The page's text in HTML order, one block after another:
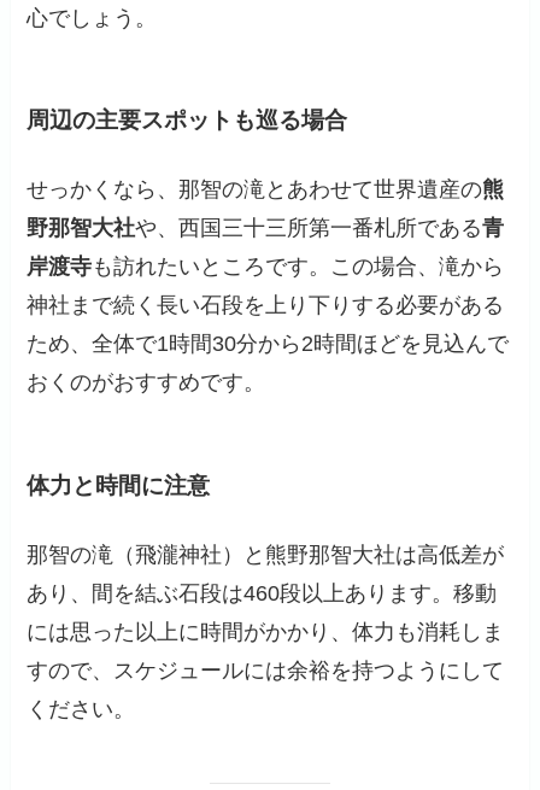
心でしょう。
周辺の主要スポットも巡る場合
せっかくなら、那智の滝とあわせて世界遺産の熊
野那智大社や、西国三十三所第一番札所である青
岸渡寺も訪れたいところです。この場合、滝から
神社まで続く長い石段を上り下りする必要がある
ため、全体で1時間30分から2時間ほどを見込んで
おくのがおすすめです。
体力と時間に注意
那智の滝（飛瀧神社）と熊野那智大社は高低差が
あり、間を結ぶ石段は460段以上あります。移動
には思った以上に時間がかかり、体力も消耗しま
すので、スケジュールには余裕を持つようにして
ください。